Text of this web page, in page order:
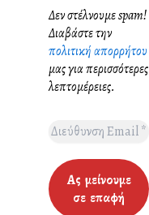
Δεν στέλνουμε spam!
Διαβάστε την
πολιτική απορρήτου
μας για περισσότερες
λεπτομέρειες.